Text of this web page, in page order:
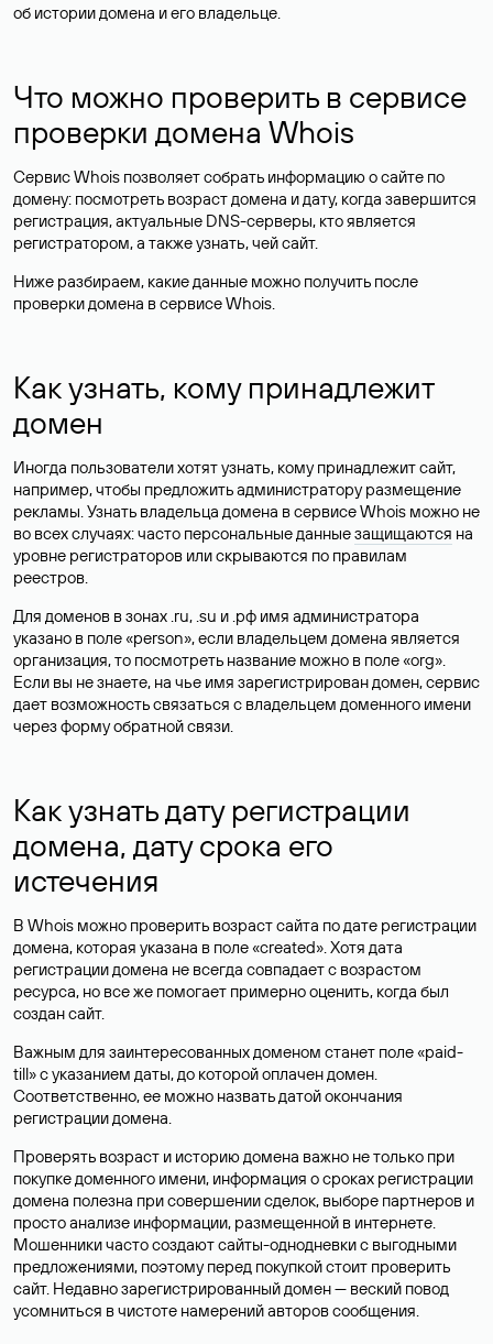
об истории домена и его владельце.
Что можно проверить в сервисе
проверки домена Whois
Сервис Whois позволяет собрать информацию о сайте по
домену: посмотреть возраст домена и дату, когда завершится
регистрация, актуальные DNS-серверы, кто является
регистратором, а также узнать, чей сайт.
Ниже разбираем, какие данные можно получить после
проверки домена в сервисе Whois.
Как узнать, кому принадлежит
домен
Иногда пользователи хотят узнать, кому принадлежит сайт,
например, чтобы предложить администратору размещение
рекламы. Узнать владельца домена в сервисе Whois можно не
во всех случаях: часто персональные данныезащищаются на
уровне регистраторов или скрываются по правилам
реестров.
Для доменов в зонах .ru, .su и .рф имя администратора
указано в поле «person», если владельцем домена является
организация, то посмотреть название можно в поле «org».
Если вы не знаете, на чье имя зарегистрирован домен, сервис
дает возможность связаться с владельцем доменного имени
через форму обратной связи.
Как узнать дату регистрации
домена, дату срока его
истечения
В Whois можно проверить возраст сайта по дате регистрации
домена, которая указана в поле «created». Хотя дата
регистрации домена не всегда совпадает с возрастом
ресурса, но все же помогает примерно оценить, когда был
создан сайт.
Важным для заинтересованных доменом станет поле «paid-
till» с указанием даты, до которой оплачен домен.
Соответственно, ее можно назвать датой окончания
регистрации домена.
Проверять возраст и историю домена важно не только при
покупке доменного имени, информация о сроках регистрации
домена полезна при совершении сделок, выборе партнеров и
просто анализе информации, размещенной в интернете.
Мошенники часто создают сайты-однодневки с выгодными
предложениями, поэтому перед покупкой стоит проверить
сайт. Недавно зарегистрированный домен — веский повод
усомниться в чистоте намерений авторов сообщения.